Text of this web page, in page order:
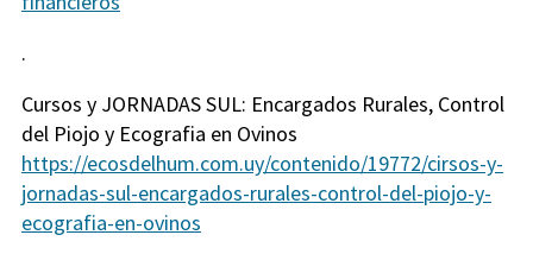
.
Cursos y JORNADAS SUL: Encargados Rurales, Control
del Piojo y Ecografia en Ovinos
https://ecosdelhum.com.uy/contenido/19772/cirsos-y-
jornadas-sul-encargados-rurales-control-del-piojo-y-
ecografia-en-ovinos